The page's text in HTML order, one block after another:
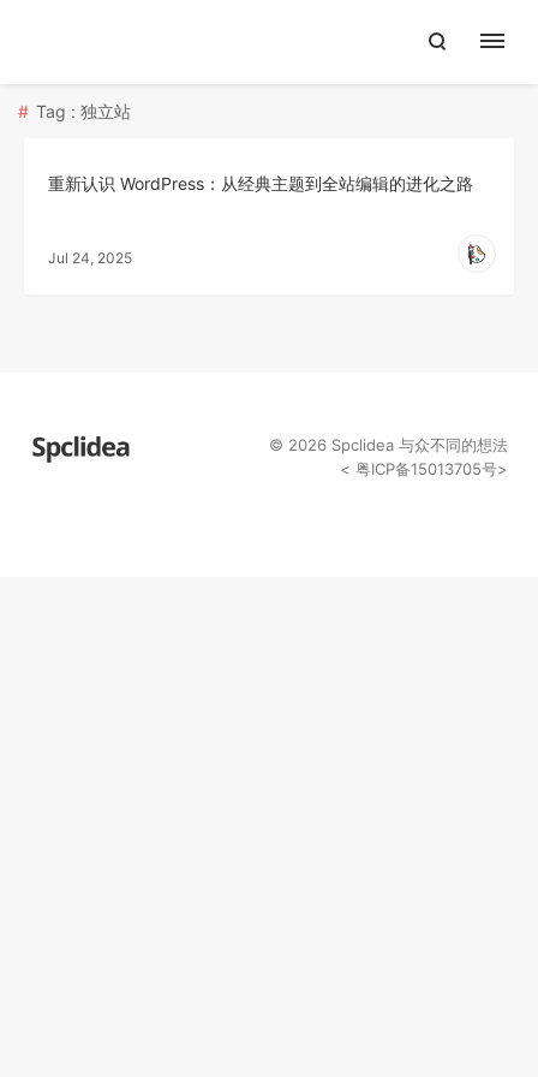
Tag : 独立站
重新认识 WordPress：从经典主题到全站编辑的进化之路
Jul 24, 2025
© 2026 Spclidea 与众不同的想法
< 粤ICP备15013705号>